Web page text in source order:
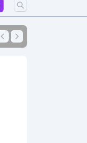
17:48